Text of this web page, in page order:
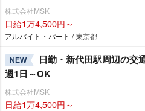
株式会社MSK
日給1万4,500円～
アルバイト・パート / 東京都
NEW
日勤・新代田駅周辺の交
週1日～OK
株式会社MSK
日給1万4,500円～